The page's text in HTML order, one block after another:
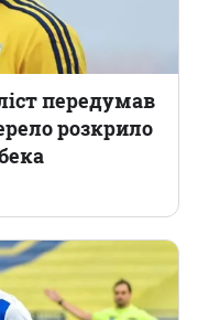
передумав
розкрило